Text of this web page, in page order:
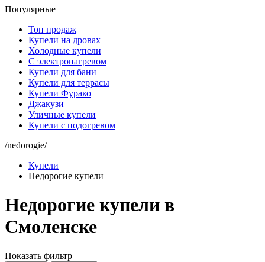
Популярные
Топ продаж
Купели на дровах
Холодные купели
С электронагревом
Купели для бани
Купели для террасы
Купели Фурако
Джакузи
Уличные купели
Купели с подогревом
/nedorogie/
Купели
Недорогие купели
Недорогие купели в
Смоленске
Показать фильтр